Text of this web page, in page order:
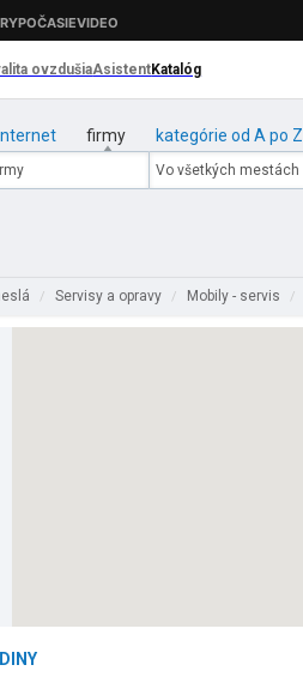
firmy kategórie od A po Z
/ Servisy a opravy / Mobily - servis /